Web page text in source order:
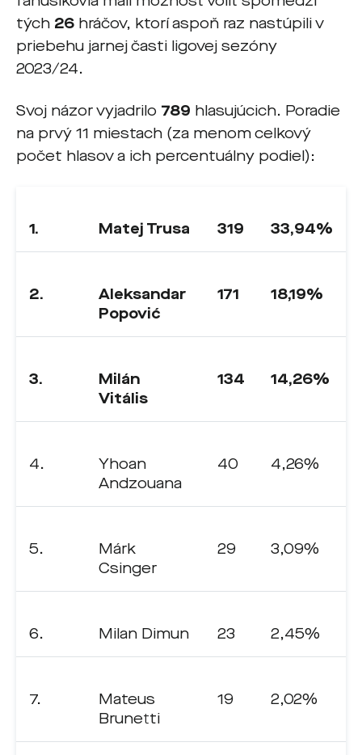
tých 26 hráčov, ktorí aspoň raz nastúpili v
priebehu jarnej časti ligovej sezóny
2023/24.
Svoj názor vyjadrilo 789 hlasujúcich. Poradie
na prvý 11 miestach (za menom celkový
počet hlasov a ich percentuálny podiel):
1. Matej Trusa 319 33,94%
2.
Aleksandar
Popović
171 18,19%
3.
Milán
Vitális
134 14,26%
4.
Yhoan
Andzouana
40 4,26%
5.
Márk
Csinger
29 3,09%
6. Milan Dimun 23 2,45%
7.
Mateus
Brunetti
19 2,02%